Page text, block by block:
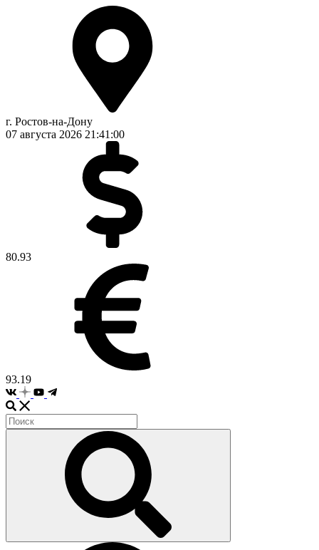
г. Ростов-на-Дону
07 августа 2026 21:41:01
80.93
93.19